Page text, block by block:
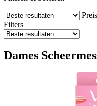
Preis
Filters
Dames